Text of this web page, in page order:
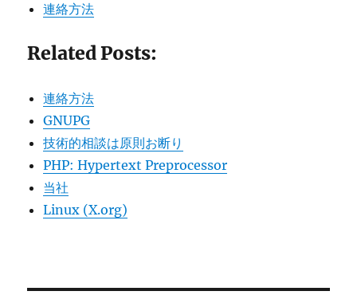
連絡方法
Related Posts:
連絡方法
GNUPG
技術的相談は原則お断り
PHP: Hypertext Preprocessor
当社
Linux (X.org)